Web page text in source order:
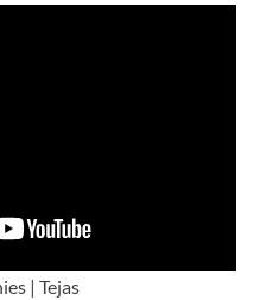
| Tejas